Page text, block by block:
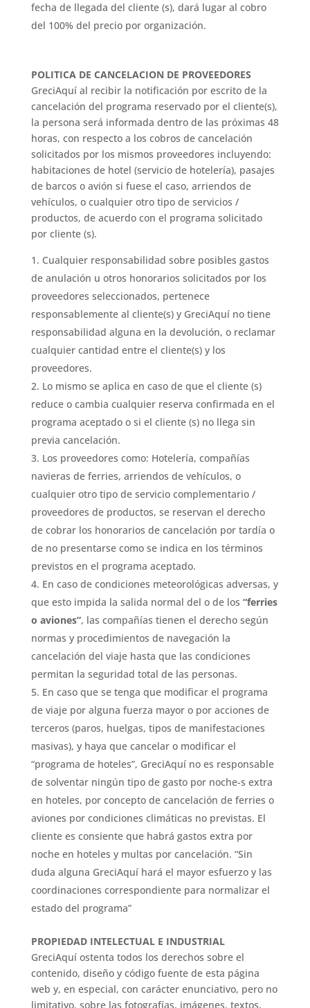
fecha de llegada del cliente (s), dará lugar al cobro
del 100% del precio por organización.
POLITICA DE CANCELACION DE PROVEEDORES
GreciAquí al recibir la notificación por escrito de la
cancelación del programa reservado por el cliente(s),
la persona será informada dentro de las próximas 48
horas, con respecto a los cobros de cancelación
solicitados por los mismos proveedores incluyendo:
habitaciones de hotel (servicio de hotelería), pasajes
de barcos o avión si fuese el caso, arriendos de
vehículos, o cualquier otro tipo de servicios /
productos, de acuerdo con el programa solicitado
por cliente (s).
Cualquier responsabilidad sobre posibles gastos
de anulación u otros honorarios solicitados por los
proveedores seleccionados, pertenece
responsablemente al cliente(s) y GreciAquí no tiene
responsabilidad alguna en la devolución, o reclamar
cualquier cantidad entre el cliente(s) y los
proveedores.
Lo mismo se aplica en caso de que el cliente (s)
reduce o cambia cualquier reserva confirmada en el
programa aceptado o si el cliente (s) no llega sin
previa cancelación.
Los proveedores como: Hotelería, compañías
navieras de ferries, arriendos de vehículos, o
cualquier otro tipo de servicio complementario /
proveedores de productos, se reservan el derecho
de cobrar los honorarios de cancelación por tardía o
de no presentarse como se indica en los términos
previstos en el programa aceptado.
En caso de condiciones meteorológicas adversas, y
que esto impida la salida normal del o de los “ferries
o aviones”, las compañías tienen el derecho según
normas y procedimientos de navegación la
cancelación del viaje hasta que las condiciones
permitan la seguridad total de las personas.
En caso que se tenga que modificar el programa
de viaje por alguna fuerza mayor o por acciones de
terceros (paros, huelgas, tipos de manifestaciones
masivas), y haya que cancelar o modificar el
“programa de hoteles”, GreciAquí no es responsable
de solventar ningún tipo de gasto por noche-s extra
en hoteles, por concepto de cancelación de ferries o
aviones por condiciones climáticas no previstas. El
cliente es consiente que habrá gastos extra por
noche en hoteles y multas por cancelación. “Sin
duda alguna GreciAquí hará el mayor esfuerzo y las
coordinaciones correspondiente para normalizar el
estado del programa”
PROPIEDAD INTELECTUAL E INDUSTRIAL
GreciAquí ostenta todos los derechos sobre el
contenido, diseño y código fuente de esta página
web y, en especial, con carácter enunciativo, pero no
limitativo, sobre las fotografías, imágenes, textos,